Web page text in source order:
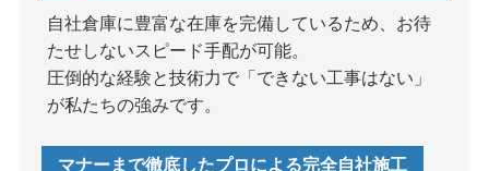
自社倉庫に豊富な在庫を完備しているため、お待
たせしないスピード手配が可能。
圧倒的な経験と技術力で「できない工事はない」
が私たちの強みです。
マナーまで徹底したプロによる完全自社施工